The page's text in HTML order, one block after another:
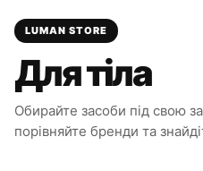
LUMAN STORE
Для тіла
Обирайте засоби під свою
порівняйте бренди та